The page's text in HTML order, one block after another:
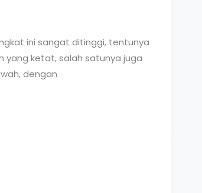
ini sangat ditinggi, tentunya
yang ketat, salah satunya juga
dengan